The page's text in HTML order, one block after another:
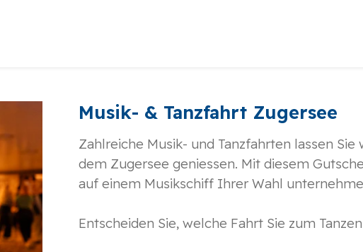
Musik- & Tanzfahrt Zugersee
Zahlreiche Musik- und Tanzfahrten lassen
dem Zugersee geniessen. Mit diesem
auf einem Musikschiff Ihrer Wahl
Entscheiden Sie, welche Fahrt Sie zum